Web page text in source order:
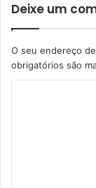
Deixe um
O seu endereço
obrigatórios são